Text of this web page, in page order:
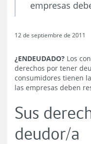
empresas
12 de septiembre de 2011
¿ENDEUDADO? Los
derechos por tener
consumidores tienen
las empresas deben
Sus
deudor/a